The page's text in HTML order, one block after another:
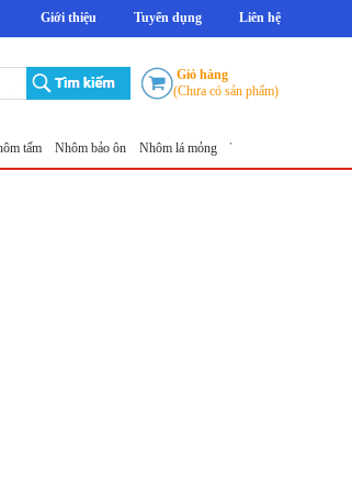
Giới thiệu Tuyển dụng Liên hệ
Giỏ hàng
(Chưa có sản phẩm)
Nhôm bảo ôn Nhôm lá mỏng Tấm nhôm chống trượt 5mm